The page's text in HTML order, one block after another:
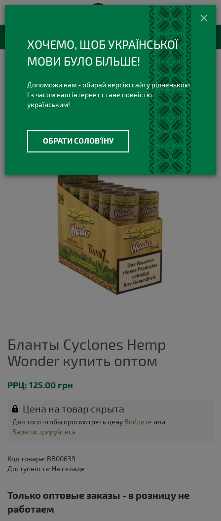
+38(073)420 420 3
Viber Telegram
RU
Бланты Cyclones Xtra Hemp Wonder
Бланты Cyclones Hemp
Wonder купить оптом
РРЦ: 125.00 грн
Цена на товар скрыта
Для того чтобы просмотреть цену Войдите или
Зарегистрируйтесь
Код товара: BB00639
Доступность: На складе
Только оптовые заказы - в розницу не
работаем
×
ХОЧЕМО, ЩОБ УКРАЇНСЬКОЇ
МОВИ БУЛО БІЛЬШЕ!
Допоможи нам - обирай версію сайту рідненькою.
І з часом наш інтернет стане повністю
українським!
ОБРАТИ СОЛОВ'ЇНУ